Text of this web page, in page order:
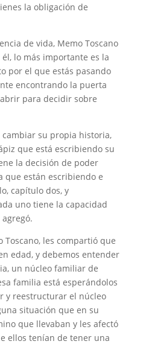
la obligación de
de vida, Memo Toscano
lo más importante es la
por el que estás pasando
encontrando la puerta
para decidir sobre
cambiar su propia historia,
que está escribiendo su
la decisión de poder
que están escribiendo e
capítulo dos, y
uno tiene la capacidad
Toscano, les compartió que
edad, y debemos entender
un núcleo familiar de
familia está esperándolos
y reestructurar el núcleo
situación que en su
que llevaban y les afectó
ellos tenían de tener una